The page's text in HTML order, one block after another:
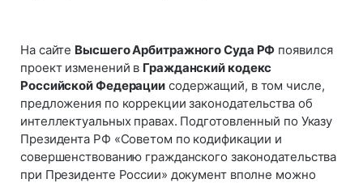
На сайте Высшего Арбитражного Суда РФ появился
проект изменений в Гражданский кодекс
Российской Федерации содержащий, в том числе,
предложения по коррекции законодательства об
интеллектуальных правах. Подготовленный по Указу
Президента РФ «Советом по кодификации и
совершенствованию гражданского законодательства
при Президенте России» документ вполне можно